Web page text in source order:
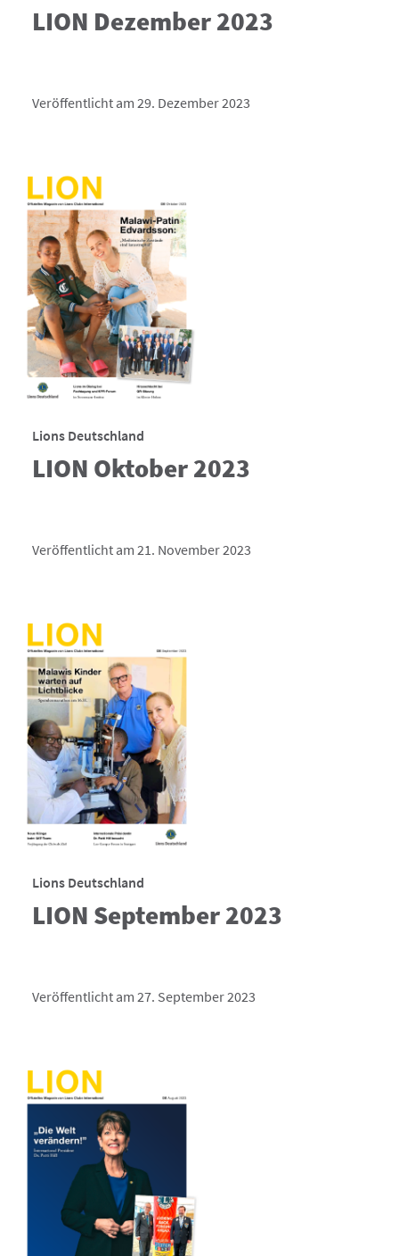
LION Dezember 2023
Veröffentlicht am 29. Dezember 2023
Lions Deutschland
LION Oktober 2023
Veröffentlicht am 21. November 2023
Lions Deutschland
LION September 2023
Veröffentlicht am 27. September 2023